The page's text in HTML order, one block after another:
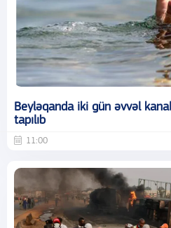
Beyləqanda iki gün əvvəl
tapılıb
11:00